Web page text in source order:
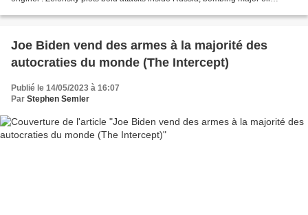
Joe Biden vend des armes à la majorité des
autocraties du monde (The Intercept)
Publié le 14/05/2023 à 16:07
Par Stephen Semler